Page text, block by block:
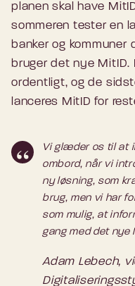
planen skal have
sommeren tester en
banker og kommuner
bruger det nye
ordentligt, og de
lanceres MitID for
Vi glæder os til at
ombord, når vi
ny løsning, som
brug, men vi har
som mulig, at
gang med det nye
Adam Lebech,